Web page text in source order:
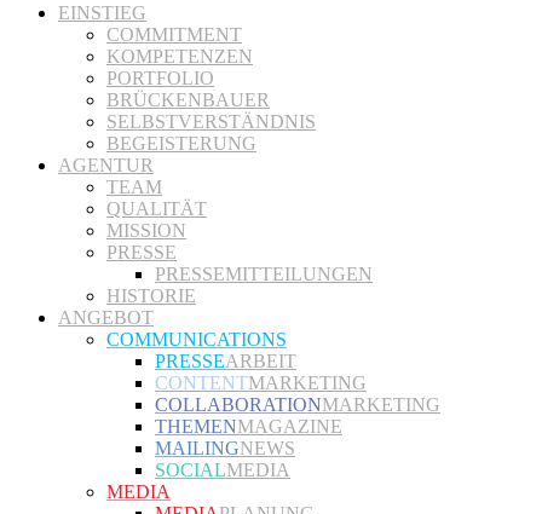
EINSTIEG
COMMITMENT
KOMPETENZEN
PORTFOLIO
BRÜCKENBAUER
SELBSTVERSTÄNDNIS
BEGEISTERUNG
AGENTUR
TEAM
QUALITÄT
MISSION
PRESSE
PRESSEMITTEILUNGEN
HISTORIE
ANGEBOT
COMMUNICATIONS
PRESSEARBEIT
CONTENTMARKETING
COLLABORATIONMARKETING
THEMENMAGAZINE
MAILINGNEWS
SOCIALMEDIA
MEDIA